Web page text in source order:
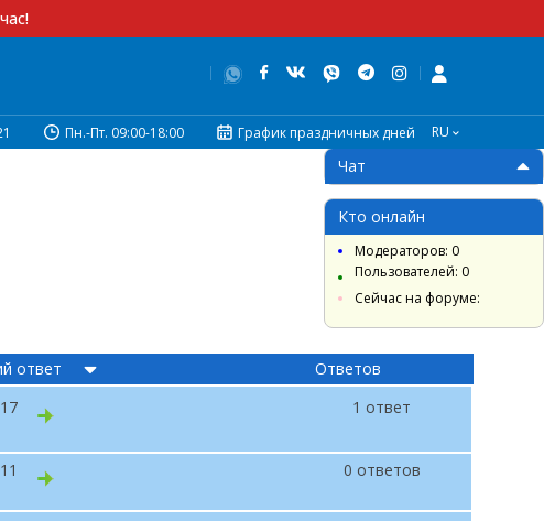
Пн.-Пт. 09:00-18:00 График праздничных дней RU
ответ Ответов
1 ответ
0 ответов
Чат
Кто онлайн
Модераторов: 0
Пользователей: 0
Сейчас на форуме: